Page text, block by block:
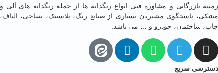
بازرگانی و مشاوره فنی انواع رنگدانه ­ها از جمله رنگدانه های آلی و
پاسخگوی مشتریان بسیاری از صنایع رنگ، پلاستیک، نساجی، الیاف،
ساختمان، خودرو و … می­ باشد.
سریع